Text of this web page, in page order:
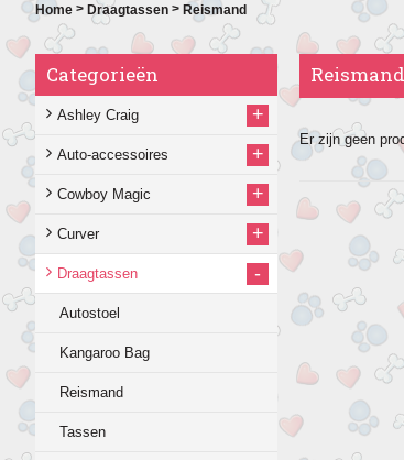
Home > Draagtassen > Reismand
Categorieën
Ashley Craig +
Auto-accessoires +
Cowboy Magic +
Curver +
Draagtassen -
Autostoel
Kangaroo Bag
Reismand
Tassen
Reismand
Er zijn geen